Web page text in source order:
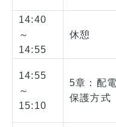
14:40
～
14:55
休憩
14:55
～
15:10
5章：配
保護方式